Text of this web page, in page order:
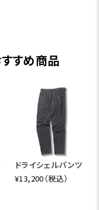
すめ商品
ドライシェルパンツ
¥13,200（税込）